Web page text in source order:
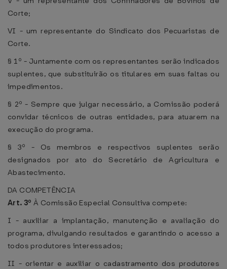
Corte;
VI - um representante do Sindicato dos Pecuaristas de
Corte.
§ 1º - Juntamente com os representantes serão indicados
suplentes, que substituirão os titulares em suas faltas ou
impedimentos.
§ 2º - Sempre que julgar necessário, a Comissão poderá
convidar técnicos de outras entidades, para atuarem na
execução do programa.
§ 3º - Os membros e respectivos suplentes serão
designados por ato do Secretário de Agricultura e
Abastecimento.
DA COMPETÊNCIA
Art. 3º À Comissão Especial Consultiva compete:
I - auxiliar a implantação, manutenção e avaliação do
programa, divulgando resultados e garantindo o acesso a
todos produtores interessados;
II - orientar e auxiliar o cadastramento dos produtores